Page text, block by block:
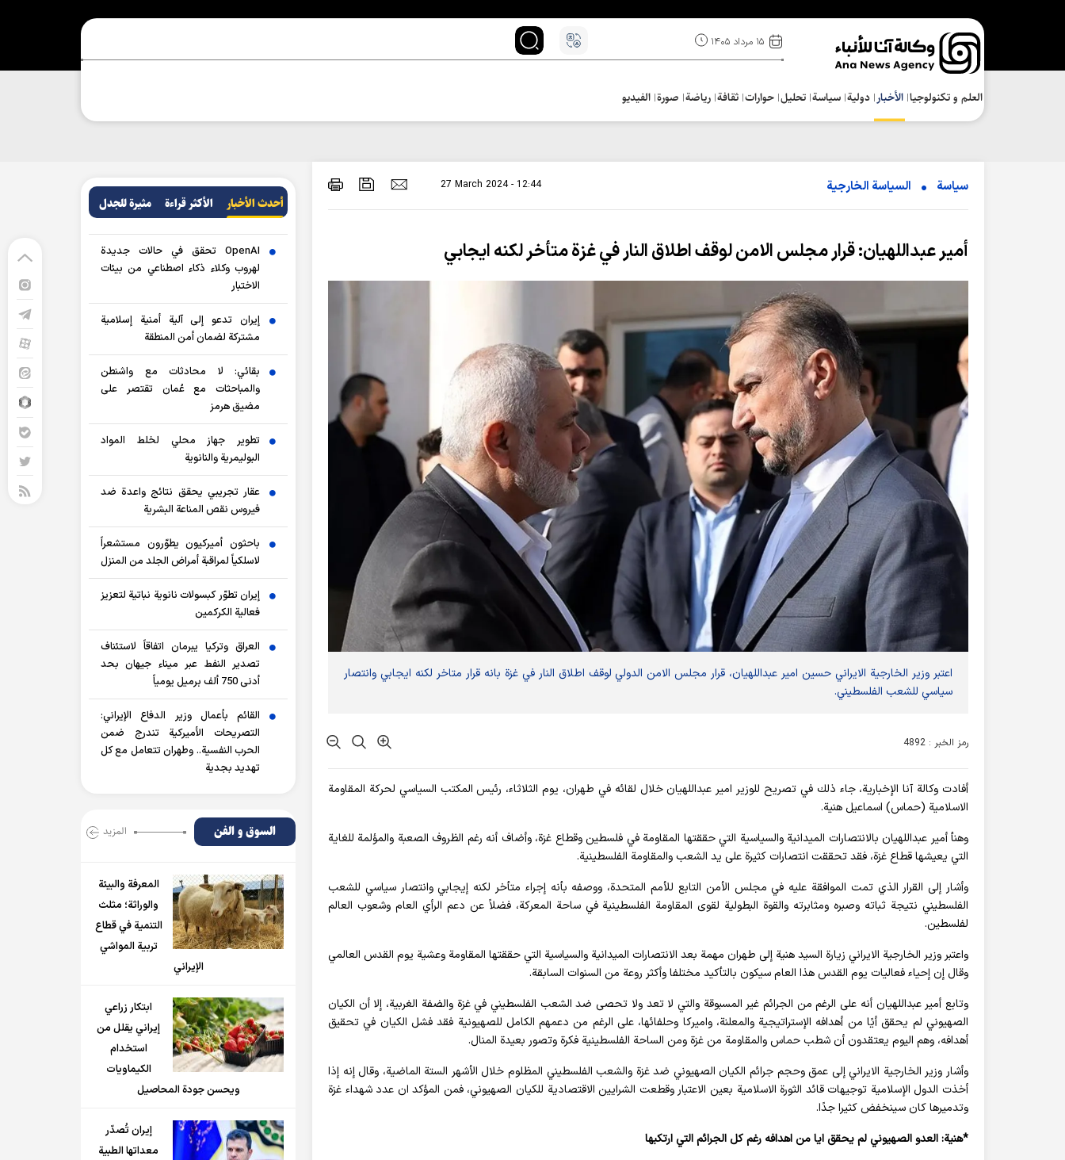
۱۵ مرداد ۱۴۰۵
العلم و تکنولوجیا الأخبار دولية سياسة تحلیل حوارات ثقافة رياضة صورة الفيديو
سياسة السیاسة الخارجیة 27 March 2024 - 12:44
أمير عبداللهيان: قرار مجلس الامن لوقف اطلاق النار في غزة متأخر لكنه ايجابي
اعتبر وزير الخارجية الايراني حسين امير عبداللهيان، قرار مجلس الامن الدولي لوقف اطلاق النار في غزة بانه قرار متاخر لكنه ايجابي وانتصار
سياسي للشعب الفلسطيني.
رمز الخبر : 4892
أفادت وکالة آنا الإخباریة، جاء ذلك في تصريح للوزير امير عبداللهيان خلال لقائه في طهران، يوم الثلاثاء، رئيس المكتب السياسي لحركة المقاومة
الاسلامية (حماس) اسماعيل هنية.
وهنأ أمير عبداللهيان بالانتصارات الميدانية والسياسية التي حققتها المقاومة في فلسطين وقطاع غزة، وأضاف أنه رغم الظروف الصعبة والمؤلمة للغاية
التي يعيشها قطاع غزة، فقد تحققت انتصارات كثيرة على يد الشعب والمقاومة الفلسطينية.
وأشار إلى القرار الذي تمت الموافقة عليه في مجلس الأمن التابع للأمم المتحدة، ووصفه بأنه إجراء متأخر لكنه إيجابي وانتصار سياسي للشعب
الفلسطيني نتيجة ثباته وصبره ومثابرته والقوة البطولية لقوى المقاومة الفلسطينية في ساحة المعركة، فضلاً عن دعم الرأي العام وشعوب العالم
لفلسطين.
واعتبر وزير الخارجية الايراني زيارة السيد هنية إلى طهران مهمة بعد الانتصارات الميدانية والسياسية التي حققتها المقاومة وعشية يوم القدس العالمي
وقال إن إحياء فعاليات يوم القدس هذا العام سيكون بالتأكيد مختلفا وأكثر روعة من السنوات السابقة.
وتابع أمير عبداللهيان أنه على الرغم من الجرائم غير المسبوقة والتي لا تعد ولا تحصى ضد الشعب الفلسطيني في غزة والضفة الغربية، إلا أن الكيان
الصهيوني لم يحقق أيًا من أهدافه الإستراتيجية والمعلنة، واميركا وحلفائها، على الرغم من دعمهم الكامل للصهيونية فقد فشل الكيان في تحقيق
أهدافه، وهم اليوم يعتقدون أن شطب حماس والمقاومة من غزة ومن الساحة الفلسطينية فكرة وتصور بعيدة المنال.
وأشار وزير الخارجية الايراني إلى عمق وحجم جرائم الكيان الصهيوني ضد غزة والشعب الفلسطيني المظلوم خلال الأشهر الستة الماضية، وقال إنه إذا
أخذت الدول الإسلامية توجيهات قائد الثورة الاسلامية بعين الاعتبار وقطعت الشرايين الاقتصادية للكيان الصهيوني، فمن المؤكد ان عدد شهداء غزة
وتدميرها كان سينخفض كثيرا جدًا.
*هنية: العدو الصهيوني لم يحقق ايا من اهدافه رغم كل الجرائم التي ارتكبها
أحدث الأخبار الأکثر قراءة مثيرة للجدل
OpenAI تحقق في حالات جديدة
لهروب وكلاء ذكاء اصطناعي من بيئات
الاختبار
إيران تدعو إلى آلية أمنية إسلامية
مشتركة لضمان أمن المنطقة
بقائي: لا محادثات مع واشنطن
والمباحثات مع عُمان تقتصر على
مضيق هرمز
تطوير جهاز محلي لخلط المواد
البوليمرية والنانوية
عقار تجريبي يحقق نتائج واعدة ضد
فيروس نقص المناعة البشرية
باحثون أميركيون يطوّرون مستشعراً
لاسلكياً لمراقبة أمراض الجلد من المنزل
إيران تطوّر كبسولات نانوية نباتية لتعزيز
فعالية الكركمين
العراق وتركيا يبرمان اتفاقاً لاستئناف
تصدير النفط عبر ميناء جيهان بحد
أدنى 750 ألف برميل يومياً
القائم بأعمال وزير الدفاع الإيراني:
التصريحات الأميركية تندرج ضمن
الحرب النفسية.. وطهران تتعامل مع كل
تهديد بجدية
السوق و الفن المزید
المعرفة والبيئة
والوراثة؛ مثلث
التنمية في قطاع
تربية المواشي
الإيراني
ابتكار زراعي
إيراني يقلل من
استخدام
الكيماويات
ويحسن جودة المحاصيل
إيران تُصدّر
معداتها الطبية